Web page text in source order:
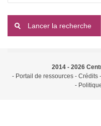
Visite virtuelle
2014 - 2026
Portail de ressources
Crédits